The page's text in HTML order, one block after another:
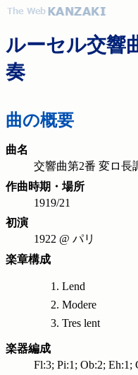
ルーセル交響
奏
曲の概要
曲名
交響曲第2番 変ロ長
作曲時期・場所
1919/21
初演
1922 @ パリ
楽章構成
Lend
Modere
Tres lent
楽器編成
Fl:3; Pi:1; Ob:2; Eh:1;